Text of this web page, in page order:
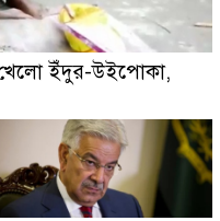
ইঁদুর-উইপোকা,